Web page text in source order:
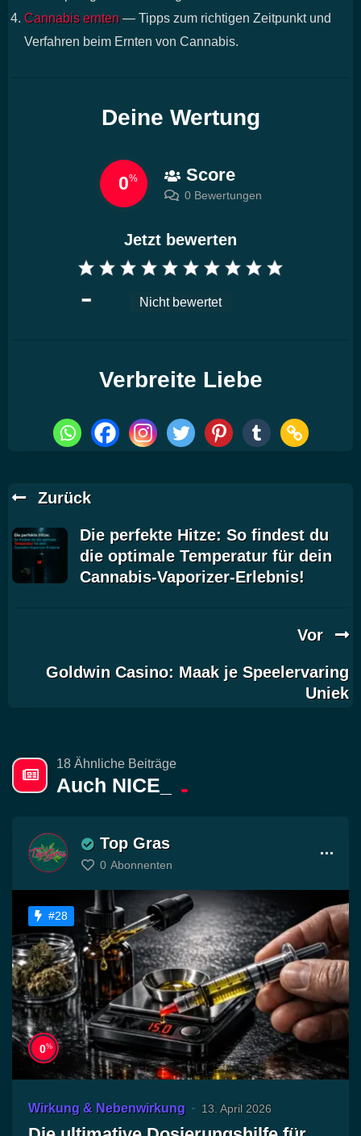
Cannabis ernten — Tipps zum richtigen Zeitpunkt und
Verfahren beim Ernten von Cannabis.
Deine Wertung
0% Score
0 Bewertungen
Jetzt bewerten
Nicht bewertet
Verbreite Liebe
Zurück
Die perfekte Hitze: So findest du
die optimale Temperatur für dein
Cannabis-Vaporizer-Erlebnis!
Vor
Goldwin Casino: Maak je Speelervaring
Uniek
18 Ähnliche Beiträge
Auch NICE_
Top Gras
0 Abonnenten
#28
0%
Wirkung & Nebenwirkung 13. April 2026